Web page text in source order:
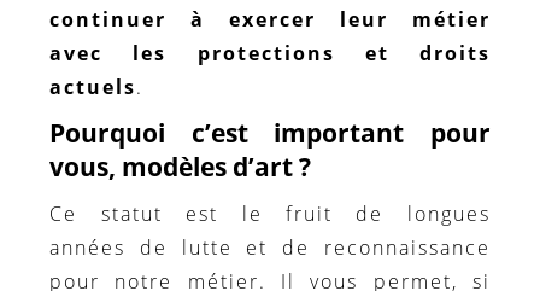
continuer à exercer leur métier
avec les protections et droits
actuels.
Pourquoi c’est important pour
vous, modèles d’art ?
Ce statut est le fruit de longues
années de lutte et de reconnaissance
pour notre métier. Il vous permet, si